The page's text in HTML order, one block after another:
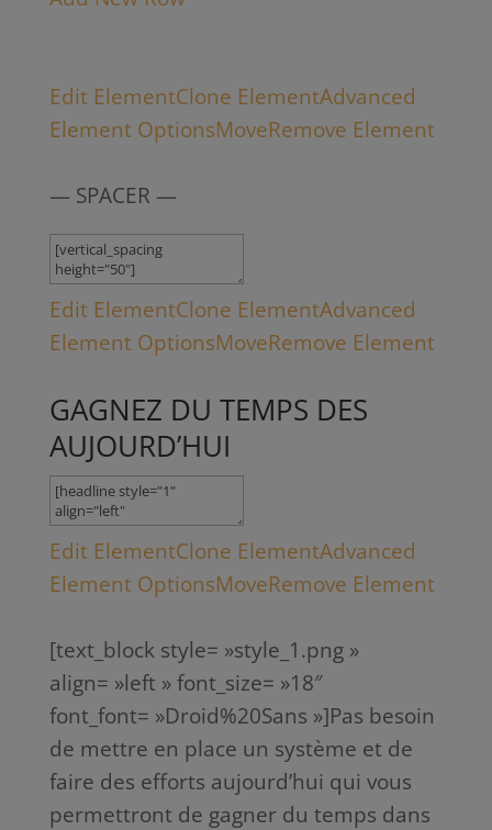
Edit ElementClone ElementAdvanced
Element OptionsMoveRemove Element
— SPACER —
Edit ElementClone ElementAdvanced
Element OptionsMoveRemove Element
GAGNEZ DU TEMPS DES
AUJOURD’HUI
Edit ElementClone ElementAdvanced
Element OptionsMoveRemove Element
[text_block style= »style_1.png »
align= »left » font_size= »18″
font_font= »Droid%20Sans »]Pas besoin
de mettre en place un système et de
faire des efforts aujourd’hui qui vous
permettront de gagner du temps dans